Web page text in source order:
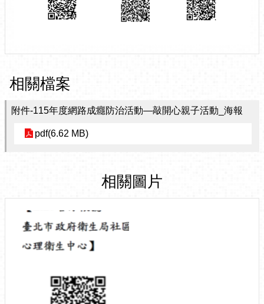
相關檔案
附件-115年度網路成癮防治活動—敲開心親子活動_海報
pdf(6.62 MB)
相關圖片